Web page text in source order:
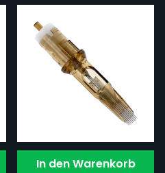
In den Warenkorb